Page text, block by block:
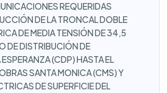
REQUERIDAS
DE LA TRONCAL DOBLE
DE MEDIA TENSIÓN DE 34,5
DE DISTRIBUCIÓN DE
(CDP) HASTA EL
SANTA MONICA (CMS) Y
DE SUPERFICIE DEL